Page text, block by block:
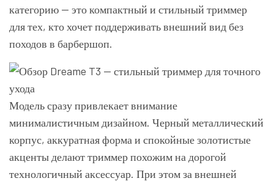
категорию — это компактный и стильный триммер
для тех, кто хочет поддерживать внешний вид без
походов в барбершоп.
Модель сразу привлекает внимание
минималистичным дизайном. Черный металлический
корпус, аккуратная форма и спокойные золотистые
акценты делают триммер похожим на дорогой
технологичный аксессуар. При этом за внешней